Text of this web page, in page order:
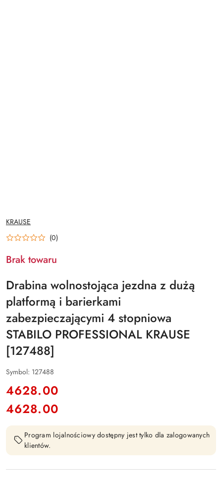
NAZWA
PRODUCENTA:
KRAUSE
(0)
Brak towaru
Drabina wolnostojąca jezdna z dużą
platformą i barierkami
zabezpieczającymi 4 stopniowa
STABILO PROFESSIONAL KRAUSE
[127488]
Symbol: 127488
cena:
4628.00
Cena:
4628.00
Program lojalnościowy dostępny jest tylko dla zalogowanych
klientów.